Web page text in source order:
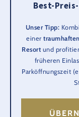
Best-
Unser Tipp:
einer
Resort und
früheren
Parköffnungszeit